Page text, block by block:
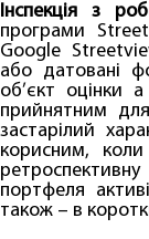
Інспекція з
програми
Google
або датовані
об’єкт оцінки
прийнятним
застарілий
корисним,
портфеля
також – в